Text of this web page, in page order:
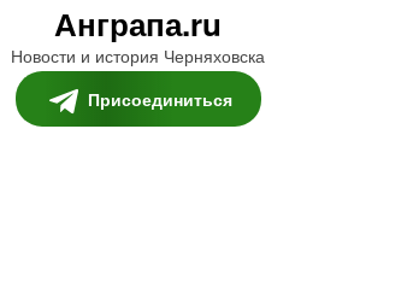
Анграпа.ru
Новости и история Черняховска
Присоединиться